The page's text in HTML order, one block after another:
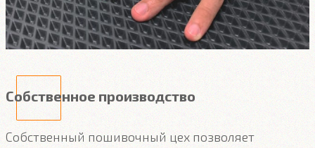
Собственное производство
Собственный пошивочный цех позволяет